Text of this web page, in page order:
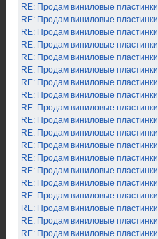
RE: Продам виниловые пластинки
RE: Продам виниловые пластинки
RE: Продам виниловые пластинки
RE: Продам виниловые пластинки
RE: Продам виниловые пластинки
RE: Продам виниловые пластинки
RE: Продам виниловые пластинки
RE: Продам виниловые пластинки
RE: Продам виниловые пластинки
RE: Продам виниловые пластинки
RE: Продам виниловые пластинки
RE: Продам виниловые пластинки
RE: Продам виниловые пластинки
RE: Продам виниловые пластинки
RE: Продам виниловые пластинки
RE: Продам виниловые пластинки
RE: Продам виниловые пластинки
RE: Продам виниловые пластинки
RE: Продам виниловые пластинки